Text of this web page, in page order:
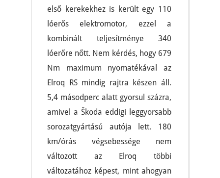
első kerekekhez is került egy 110
lóerős elektromotor, ezzel a
kombinált teljesítménye 340
lóerőre nőtt. Nem kérdés, hogy 679
Nm maximum nyomatékával az
Elroq RS mindig rajtra készen áll.
5,4 másodperc alatt gyorsul százra,
amivel a Škoda eddigi leggyorsabb
sorozatgyártású autója lett. 180
km/órás végsebessége nem
változott az Elroq többi
változatához képest, mint ahogyan